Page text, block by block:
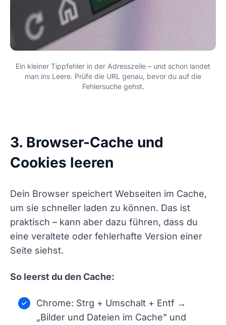
Ein kleiner Tippfehler in der Adresszeile – und schon landet
man ins Leere. Prüfe die URL genau, bevor du auf die
Fehlersuche gehst.
3. Browser-Cache und
Cookies leeren
Dein Browser speichert Webseiten im Cache,
um sie schneller laden zu können. Das ist
praktisch – kann aber dazu führen, dass du
eine veraltete oder fehlerhafte Version einer
Seite siehst.
So leerst du den Cache:
Chrome: Strg + Umschalt + Entf →
„Bilder und Dateien im Cache" und